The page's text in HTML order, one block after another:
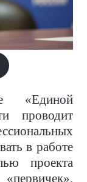
«Единой
проводит
в работе
проекта